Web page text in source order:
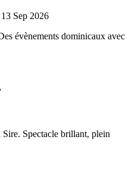
13 Sep 2026
évènements dominicaux avec
Spectacle brillant, plein